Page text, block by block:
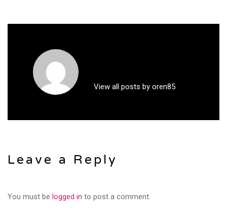
View all posts by oren85
Leave a Reply
You must be logged in to post a comment.